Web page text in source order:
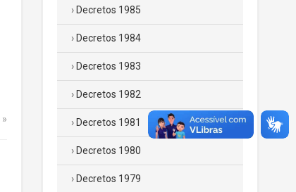
Decretos 1985
Decretos 1984
Decretos 1983
Decretos 1982
Decretos 1981
Decretos 1980
Decretos 1979